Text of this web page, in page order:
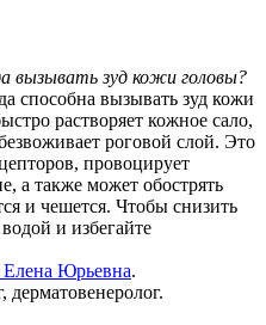
вызывать зуд кожи головы?
способна вызывать зуд кожи
растворяет кожное сало,
роговой слой. Это
провоцирует
а также может обострять
и чешется. Чтобы снизить
и избегайте
Елена Юрьевна.
дерматовенеролог.